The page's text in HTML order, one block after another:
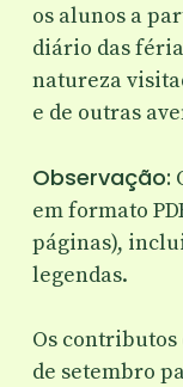
os alunos a
diário das
natureza
e de outras
Observação:
em formato
páginas),
legendas.
Os contributos
de setembro